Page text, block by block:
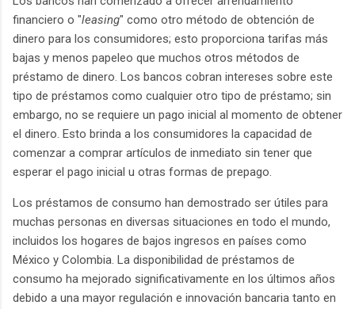
financiero o "leasing" como otro método de obtención de
dinero para los consumidores; esto proporciona tarifas más
bajas y menos papeleo que muchos otros métodos de
préstamo de dinero. Los bancos cobran intereses sobre este
tipo de préstamos como cualquier otro tipo de préstamo; sin
embargo, no se requiere un pago inicial al momento de obtener
el dinero. Esto brinda a los consumidores la capacidad de
comenzar a comprar artículos de inmediato sin tener que
esperar el pago inicial u otras formas de prepago.
Los préstamos de consumo han demostrado ser útiles para
muchas personas en diversas situaciones en todo el mundo,
incluidos los hogares de bajos ingresos en países como
México y Colombia. La disponibilidad de préstamos de
consumo ha mejorado significativamente en los últimos años
debido a una mayor regulación e innovación bancaria tanto en